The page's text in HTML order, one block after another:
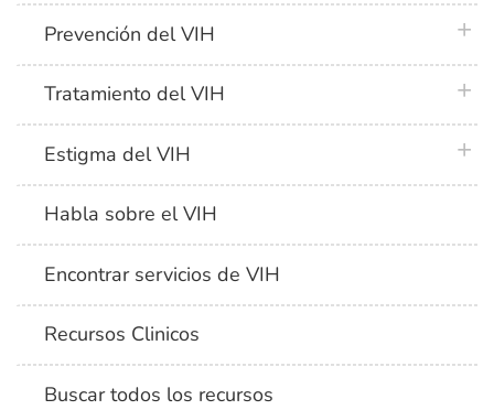
Prevención del VIH
Tratamiento del VIH
Estigma del VIH
Habla sobre el VIH
Encontrar servicios de VIH
Recursos Clinicos
Buscar todos los recursos